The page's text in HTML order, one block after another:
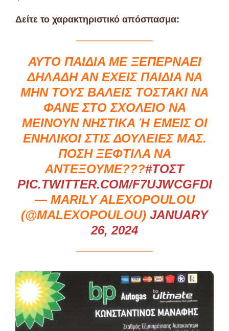
Δείτε το χαρακτηριστικό απόσπασμα:
ΑΥΤΌ ΠΑΙΔΙΆ ΜΕ ΞΕΠΕΡΝΆΕΙ
ΔΗΛΑΔΉ ΑΝ ΈΧΕΙΣ ΠΑΙΔΙΆ ΝΆ
ΜΉΝ ΤΟΎΣ ΒΆΛΕΙΣ ΤΟΣΤΑΚΙ ΝΑ
ΦΆΝΕ ΣΤΟ ΣΧΟΛΕΊΟ ΝΆ
ΜΕΊΝΟΥΝ ΝΗΣΤΙΚΆ Ή ΕΜΕΊΣ ΟΙ Ε
ΝΉΛΙΚΟΙ ΣΤΙΣ ΔΟΥΛΕΙΈΣ ΜΑΣ. Π
ΌΣΗ ΞΕΦΤΊΛΑ ΝΆ Α
ΝΤΈΞΟΥΜΕ??? #ΤΟΣΤ
PIC.TWITTER.COM/F7UJWCGFDI
— MARILY ALEXOPOULOU
(@MALEXOPOULOU) JANUARY
26, 2024